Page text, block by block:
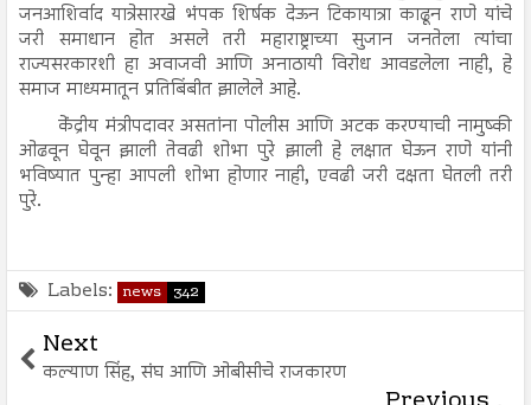
जनआशिर्वाद यात्रेसारखे भंपक शिर्षक देऊन टिकायात्रा काढून राणे यांचे
जरी समाधान होत असले तरी महाराष्ट्राच्या सुजान जनतेला त्यांचा
राज्यसरकारशी हा अवाजवी आणि अनाठायी विरोध आवडलेला नाही, हे
समाज माध्यमातून प्रतिबिंबीत झालेले आहे.
केंद्रीय मंत्रीपदावर असतांना पोलीस आणि अटक करण्याची नामुष्की
ओढवून घेवून झाली तेवढी शोभा पुरे झाली हे लक्षात घेऊन राणे यांनी
भविष्यात पुन्हा आपली शोभा होणार नाही, एवढी जरी दक्षता घेतली तरी
पुरे.
Labels: news 342
Next
कल्याण सिंह, संघ आणि ओबीसीचे राजकारण